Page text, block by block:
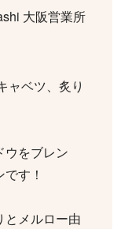
大阪営業所
ャベツ、炙り
ウをブレン
す！
とメルロー由